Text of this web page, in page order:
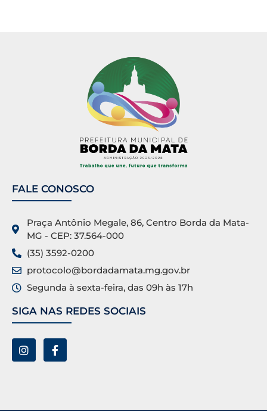
FALE CONOSCO
Praça Antônio Megale, 86, Centro Borda da Mata-
MG - CEP: 37.564-000
(35) 3592-0200
protocolo@bordadamata.mg.gov.br
Segunda à sexta-feira, das 09h às 17h
SIGA NAS REDES SOCIAIS